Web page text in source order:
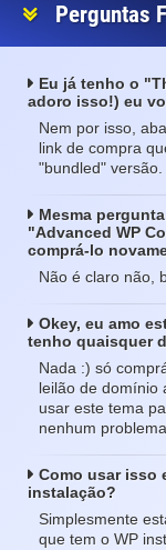
Perguntas
Eu já tenho o
adoro isso!) eu
Nem por isso,
link de compra
"bundled" versão.
Mesma
"Advanced WP
comprá-lo
Não é claro não,
Okey, eu amo
tenho quaisquer
Nada :) só
leilão de domínio
usar este tema
nenhum problema.
Como usar isso
instalação?
Simplesmente
que tem o WP